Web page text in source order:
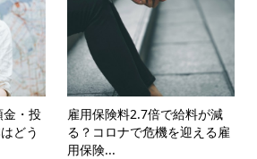
・投
どう
雇用保険料2.7倍で給料が減
る？コロナで危機を迎える雇
用保険...